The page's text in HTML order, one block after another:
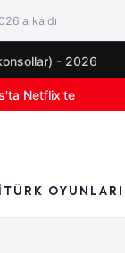
kaldı
- 2026
duyuruları
TÜRK OYUNLARI